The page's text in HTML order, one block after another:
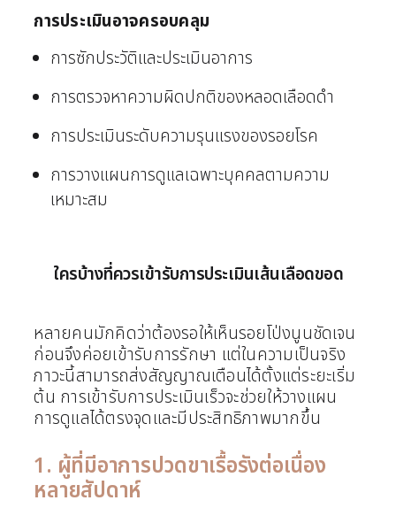
การประเมินอาจครอบคลุม
การซักประวัติและประเมินอาการ
การตรวจหาความผิดปกติของหลอดเลือดดำ
การประเมินระดับความรุนแรงของรอยโรค
การวางแผนการดูแลเฉพาะบุคคลตามความ
เหมาะสม
ใครบ้างที่ควรเข้ารับการประเมินเส้นเลือดขอด
หลายคนมักคิดว่าต้องรอให้เห็นรอยโป่งนูนชัดเจน
ก่อนจึงค่อยเข้ารับการรักษา แต่ในความเป็นจริง
ภาวะนี้สามารถส่งสัญญาณเตือนได้ตั้งแต่ระยะเริ่ม
ต้น การเข้ารับการประเมินเร็วจะช่วยให้วางแผน
การดูแลได้ตรงจุดและมีประสิทธิภาพมากขึ้น
1. ผู้ที่มีอาการปวดขาเรื้อรังต่อเนื่อง
หลายสัปดาห์